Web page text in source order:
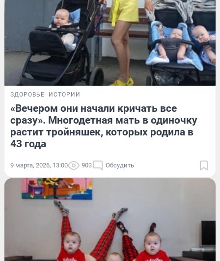
ЗДОРОВЬЕ ИСТОРИИ
«Вечером они начали кричать все
сразу». Многодетная мать в одиночку
растит тройняшек, которых родила в
43 года
9 марта, 2026, 13:00 903 Обсудить